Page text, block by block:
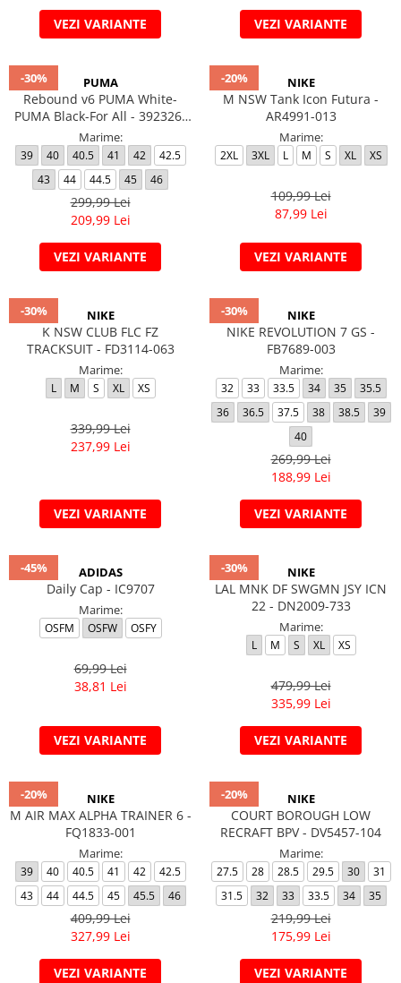
VEZI VARIANTE VEZI VARIANTE
-30% PUMA
Rebound v6 PUMA White-
PUMA Black-For All - 392326-
04
Marime:
39 40 40.5 41 42
42.5
43
44 44.5 45 46
299,99 Lei
209,99 Lei
VEZI VARIANTE
-20% NIKE
M NSW Tank Icon Futura -
AR4991-013
Marime:
2XL 3XL L M S XL XS
109,99 Lei
87,99 Lei
VEZI VARIANTE
-30% NIKE
K NSW CLUB FLC FZ
TRACKSUIT - FD3114-063
Marime:
L M S XL XS
339,99 Lei
237,99 Lei
VEZI VARIANTE
-30% NIKE
NIKE REVOLUTION 7 GS -
FB7689-003
Marime:
32 33 33.5 34 35
35.5
36
36.5 37.5 38 38.5
39
40
269,99 Lei
188,99 Lei
VEZI VARIANTE
-45% ADIDAS
Daily Cap - IC9707
Marime:
OSFM OSFW OSFY
69,99 Lei
38,81 Lei
VEZI VARIANTE
-30% NIKE
LAL MNK DF SWGMN JSY ICN
22 - DN2009-733
Marime:
L M S XL XS
479,99 Lei
335,99 Lei
VEZI VARIANTE
-20% NIKE
M AIR MAX ALPHA TRAINER 6 -
FQ1833-001
Marime:
39 40 40.5 41 42
42.5
43
44 44.5 45 45.5 46
409,99 Lei
327,99 Lei
VEZI VARIANTE
-20% NIKE
COURT BOROUGH LOW
RECRAFT BPV - DV5457-104
Marime:
27.5 28 28.5 29.5 30
31
31.5
32 33 33.5 34 35
219,99 Lei
175,99 Lei
VEZI VARIANTE